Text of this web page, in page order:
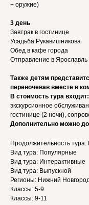
+ оружие)
3 день
Завтрак в гостинице
Усадьба Рукавишникова
Обед в кафе города
Отправление в Ярославль
Также детям
переночевав вместе в
В стоимость тура входит:
экскурсионное
гостинице (2 ночи),
Дополнительно можно
Продолжительность
Вид тура: Популярные
Вид тура: Интерактивные
Вид тура: Выпускной
Регионы: Нижний
Классы: 5-9
Классы: 9-11